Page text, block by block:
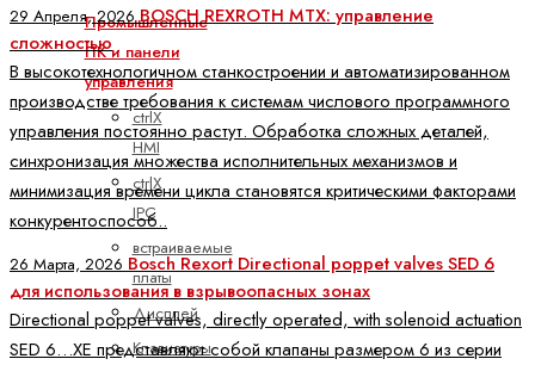
Промышленные
ПК и панели
управления
ctrlX
HMI
ctrlX
IPC
встраиваемые
платы
Дисплей
Клавиатуры
29 Апреля, 2026BOSCH REXROTH MTX: управление
сложностью
В высокотехнологичном станкостроении и автоматизированном
производстве требования к системам числового программного
управления постоянно растут. Обработка сложных деталей,
синхронизация множества исполнительных механизмов и
минимизация времени цикла становятся критическими факторами
конкурентоспособ..
26 Марта, 2026 Bosch Rexort Directional poppet valves SED 6
для использования в взрывоопасных зонах
Directional poppet valves, directly operated, with solenoid actuation
SED 6…XE представляют собой клапаны размером 6 из серии